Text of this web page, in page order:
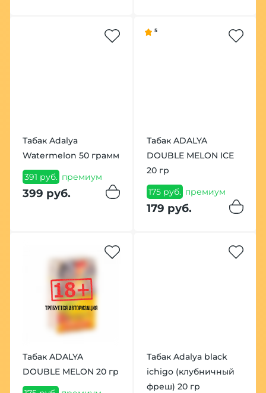
Табак Adalya
Watermelon 50 грамм
391 руб. премиум
399 руб.
5
Табак ADALYA
DOUBLE MELON ICE
20 гр
175 руб. премиум
179 руб.
Табак ADALYA
DOUBLE MELON 20 гр
Табак Adalya black
ichigo (клубничный
фреш) 20 гр